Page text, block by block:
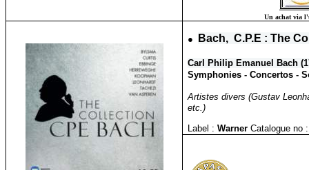
Un achat via
● Bach, C.P.E : The
Carl Philip Emanuel Bach
Symphonies - Concertos -
Artistes divers (Gustav
etc.)
Label : WarnerCatalogue no :